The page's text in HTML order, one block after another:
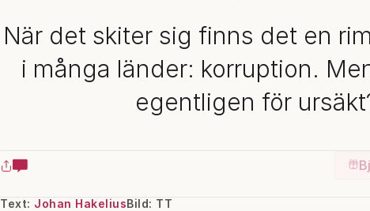
När det skiter sig finns det en
i många länder: korruption.
egentligen för
Text: Johan HakeliusBild: TT